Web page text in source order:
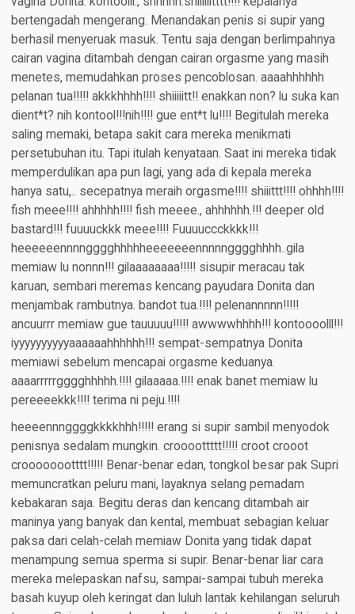
heeeennnggggkkkkhhh!!!!! erang si supir sambil menyodok
penisnya sedalam mungkin. croooottttt!!!!! croot crooot
croooooootttt!!!!! Benar-benar edan, tongkol besar pak Supri
memuncratkan peluru mani, layaknya selang pemadam
kebakaran saja. Begitu deras dan kencang ditambah air
maninya yang banyak dan kental, membuat sebagian keluar
paksa dari celah-celah memiaw Donita yang tidak dapat
menampung semua sperma si supir. Benar-benar liar cara
mereka melepaskan nafsu, sampai-sampai tubuh mereka
basah kuyup oleh keringat dan luluh lantak kehilangan seluruh